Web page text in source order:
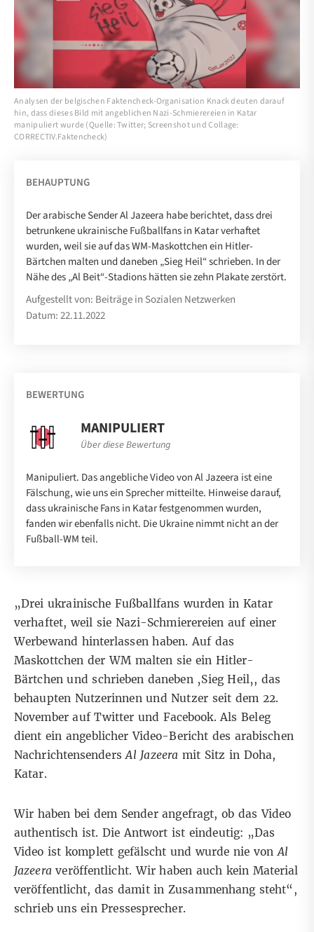
Analysen der belgischen Faktencheck-Organisation Knack deuten darauf
hin, dass dieses Bild mit angeblichen Nazi-Schmierereien in Katar
manipuliert wurde (Quelle: Twitter; Screenshot und Collage:
CORRECTIV.Faktencheck)
BEHAUPTUNG
Der arabische Sender Al Jazeera habe berichtet, dass drei
betrunkene ukrainische Fußballfans in Katar verhaftet
wurden, weil sie auf das WM-Maskottchen ein Hitler-
Bärtchen malten und daneben „Sieg Heil“ schrieben. In der
Nähe des „Al Beit“-Stadions hätten sie zehn Plakate zerstört.
Aufgestellt von: Beiträge in Sozialen Netzwerken
Datum: 22.11.2022
BEWERTUNG
MANIPULIERT
Über diese Bewertung
Manipuliert. Das angebliche Video von Al Jazeera ist eine
Fälschung, wie uns ein Sprecher mitteilte. Hinweise darauf,
dass ukrainische Fans in Katar festgenommen wurden,
fanden wir ebenfalls nicht. Die Ukraine nimmt nicht an der
Fußball-WM teil.
„Drei ukrainische Fußballfans wurden in Katar
verhaftet, weil sie Nazi-Schmierereien auf einer
Werbewand hinterlassen haben. Auf das
Maskottchen der WM malten sie ein Hitler-
Bärtchen und schrieben daneben ​​ ‚Sieg Heil‚, das
behaupten Nutzerinnen und Nutzer seit dem 22.
November aufTwitter und Facebook. Als Beleg
dient ein angeblicher Video-Bericht des arabischen
NachrichtensendersAl Jazeera mit Sitz in Doha,
Katar.
Wir haben bei dem Sender angefragt, ob das Video
authentisch ist. Die Antwort ist eindeutig: „Das
Video ist komplett gefälscht und wurde nie vonAl
Jazeera veröffentlicht. Wir haben auch kein Material
veröffentlicht, das damit in Zusammenhang steht“,
schrieb uns ein Pressesprecher.